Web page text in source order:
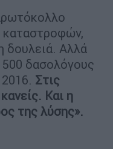
καταστροφών,
δουλειά. Αλλά
500 δασολόγους
Στις
Και η
της λύσης».